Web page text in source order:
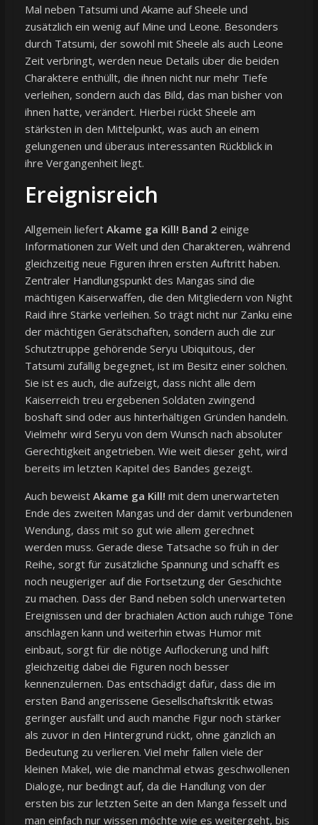
Mal neben Tatsumi und Akame auf Sheele und
zusätzlich ein wenig auf Mine und Leone. Besonders
durch Tatsumi, der sowohl mit Sheele als auch Leone
Zeit verbringt, werden neue Details über die beiden
Charaktere enthüllt, die ihnen nicht nur mehr Tiefe
verleihen, sondern auch das Bild, das man bisher von
ihnen hatte, verändert. Hierbei rückt Sheele am
stärksten in den Mittelpunkt, was auch an einem
gelungenen und überaus interessanten Rückblick in
ihre Vergangenheit liegt.
Ereignisreich
Allgemein liefert Akame ga Kill! Band 2 einige
Informationen zur Welt und den Charakteren, während
gleichzeitig neue Figuren ihren ersten Auftritt haben.
Zentraler Handlungspunkt des Mangas sind die
mächtigen Kaiserwaffen, die den Mitgliedern von Night
Raid ihre Stärke verleihen. So trägt nicht nur Zanku eine
der mächtigen Gerätschaften, sondern auch die zur
Schutztruppe gehörende Seryu Ubiquitous, der
Tatsumi zufällig begegnet, ist im Besitz einer solchen.
Sie ist es auch, die aufzeigt, dass nicht alle dem
Kaiserreich treu ergebenen Soldaten zwingend
boshaft sind oder aus hinterhältigen Gründen handeln.
Vielmehr wird Seryu von dem Wunsch nach absoluter
Gerechtigkeit angetrieben. Wie weit dieser geht, wird
bereits im letzten Kapitel des Bandes gezeigt.
Auch beweist Akame ga Kill! mit dem unerwarteten
Ende des zweiten Mangas und der damit verbundenen
Wendung, dass mit so gut wie allem gerechnet
werden muss. Gerade diese Tatsache so früh in der
Reihe, sorgt für zusätzliche Spannung und schafft es
noch neugieriger auf die Fortsetzung der Geschichte
zu machen. Dass der Band neben solch unerwarteten
Ereignissen und der brachialen Action auch ruhige Töne
anschlagen kann und weiterhin etwas Humor mit
einbaut, sorgt für die nötige Auflockerung und hilft
gleichzeitig dabei die Figuren noch besser
kennenzulernen. Das entschädigt dafür, dass die im
ersten Band angerissene Gesellschaftskritik etwas
geringer ausfällt und auch manche Figur noch stärker
als zuvor in den Hintergrund rückt, ohne gänzlich an
Bedeutung zu verlieren. Viel mehr fallen viele der
kleinen Makel, wie die manchmal etwas geschwollenen
Dialoge, nur bedingt auf, da die Handlung von der
ersten bis zur letzten Seite an den Manga fesselt und
man einfach nur wissen möchte wie es weitergeht, bis